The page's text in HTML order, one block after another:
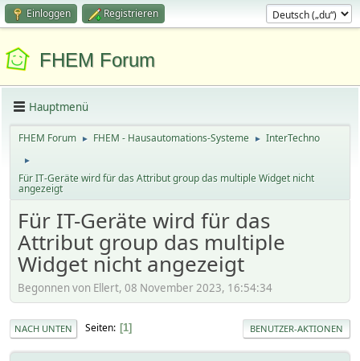
Einloggen Registrieren
FHEM Forum
Hauptmenü
FHEM Forum ► FHEM - Hausautomations-Systeme ► InterTechno
►
Für IT-Geräte wird für das Attribut group das multiple Widget nicht
angezeigt
Für IT-Geräte wird für das
Attribut group das multiple
Widget nicht angezeigt
Begonnen von Ellert, 08 November 2023, 16:54:34
NACH UNTEN Seiten 1 BENUTZER-AKTIONEN